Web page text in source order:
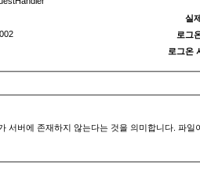
실
로그
로그온
서버에 존재하지 않는다는 것을 의미합니다. 파